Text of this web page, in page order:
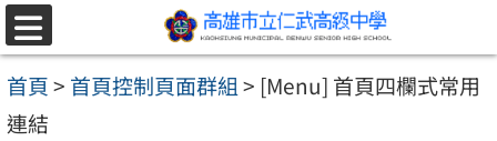
跳至主要內容區
選
單
首頁> 首頁控制頁面群組 > [Menu] 首頁四欄式常用
連結